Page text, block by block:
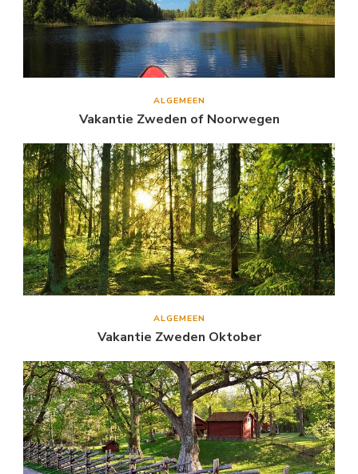
ALGEMEEN
Vakantie Zweden of Noorwegen
ALGEMEEN
Vakantie Zweden Oktober